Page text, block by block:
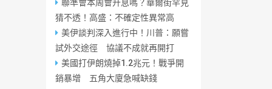
聯準會本周會升息嗎？華爾街罕見
猜不透！高盛：不確定性異常高
美伊談判深入進行中！川普：願嘗
試外交途徑 協議不成就再開打
美國打伊朗燒掉1.2兆元！戰爭開
銷暴增 五角大廈急喊缺錢